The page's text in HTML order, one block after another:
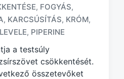
, FOGYÁS,
, KARCSÚSÍTÁS, KRÓM,
, PIPERINE
a testsúly
csökkentését.
összetevőket